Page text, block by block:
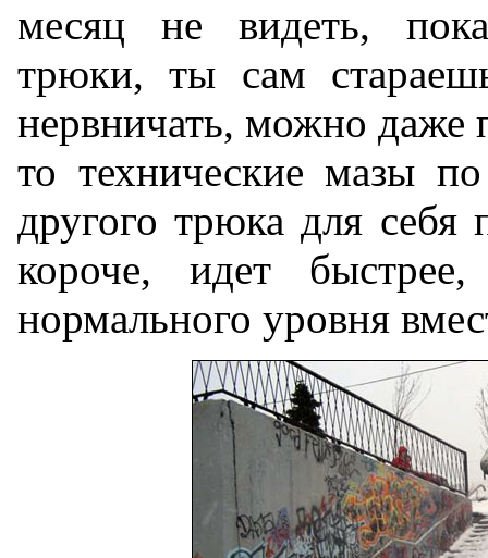
месяц не видеть,
трюки, ты сам
нервничать, можно даже
то технические мазы
другого трюка для себя
короче, идет
нормального уровня